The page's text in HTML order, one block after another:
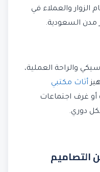
والعملاء في
مدن السعودية.
والراحة العملية،
أثاث مكتبي
غرف اجتماعات
دوري.
التصاميم